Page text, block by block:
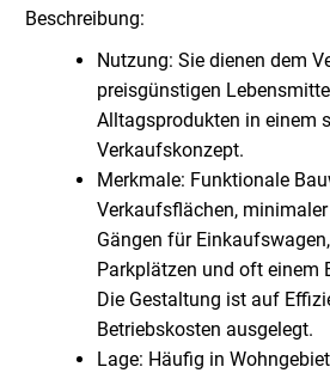
Beschreibung:
Nutzung: Sie dienen dem
preisgünstigen
Alltagsprodukten in einem
Verkaufskonzept.
Merkmale: Funktionale
Verkaufsflächen,
Gängen für
Parkplätzen und oft einem
Die Gestaltung ist auf
Betriebskosten ausgelegt.
Lage: Häufig in